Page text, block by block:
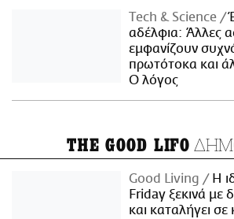
Τech & Science
αδέλφια: Άλλες
εμφανίζουν
πρωτότοκα και
Ο λόγος
THE GOOD LIFO
Good Living
Η
Friday ξεκινά με
και καταλήγει σε